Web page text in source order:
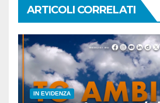
ARTICOLI CORRELATI
IN EVIDENZA